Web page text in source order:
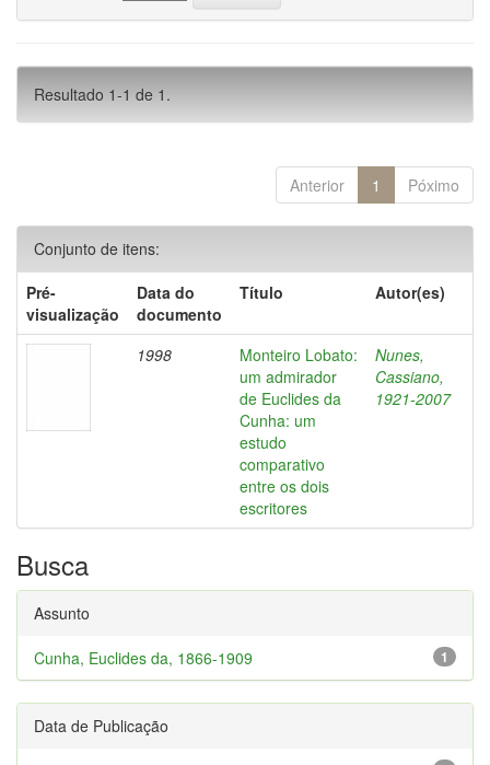
Resultado 1-1 de 1.
Anterior 1 Póximo
Conjunto de itens:
Pré-
visualização
Data do
documento
Título Autor(es)
1998
Monteiro Lobato:
um admirador
de Euclides da
Cunha: um
estudo
comparativo
entre os dois
escritores
Nunes,
Cassiano,
1921-2007
Busca
Assunto
1
Cunha, Euclides da, 1866-1909
Data de Publicação